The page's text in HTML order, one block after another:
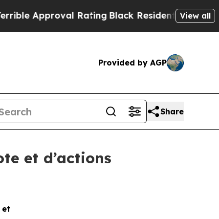
Approval RatingBlack Residents Warned of
View all
Provided by AGP
Share
et d’actions
et